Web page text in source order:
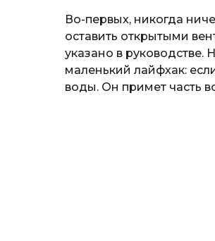
Во-первых, никогда
оставить открытыми
указано в руководстве.
маленький лайфхак:
воды. Он примет часть